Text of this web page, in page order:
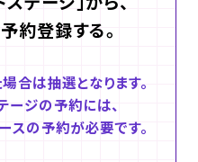
約登録する。
合は抽選となります。
ージの予約には、
スの予約が必要です。